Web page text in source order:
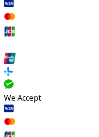
We Accept